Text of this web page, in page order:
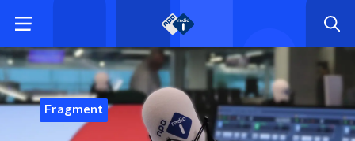
Fragment